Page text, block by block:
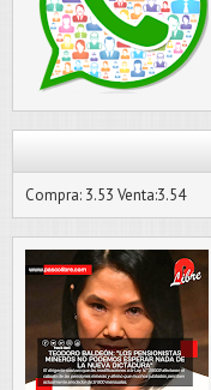
Compra: 3.53 Venta:3.54